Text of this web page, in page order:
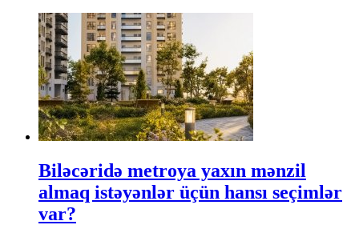
Biləcəridə metroya yaxın mənzil
almaq istəyənlər üçün hansı seçimlər
var?